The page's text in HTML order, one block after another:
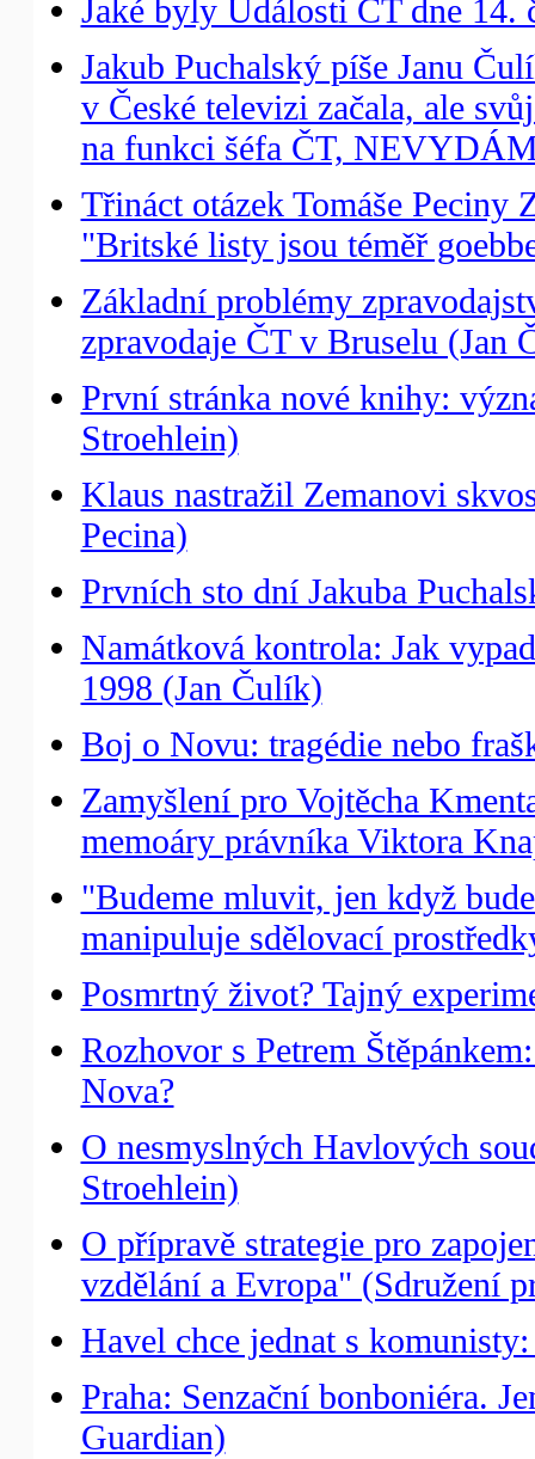
Jaké byly Události ČT dne 14.
Jakub Puchalský píše Janu
v České televizi začala, ale
na funkci šéfa ČT,
Třináct otázek Tomáše Peciny
"Britské listy jsou téměř
Základní problémy
zpravodaje ČT v Bruselu (Jan
První stránka nové knihy:
Stroehlein)
Klaus nastražil Zemanovi
Pecina)
Prvních sto dní Jakuba
Namátková kontrola: Jak
1998 (Jan Čulík)
Boj o Novu: tragédie nebo
Zamyšlení pro Vojtěcha
memoáry právníka Viktora
"Budeme mluvit, jen když
manipuluje sdělovací
Posmrtný život? Tajný
Rozhovor s Petrem
Nova?
O nesmyslných Havlových
Stroehlein)
O přípravě strategie pro
vzdělání a Evropa" (Sdružení
Havel chce jednat s
Praha: Senzační bonboniéra.
Guardian)